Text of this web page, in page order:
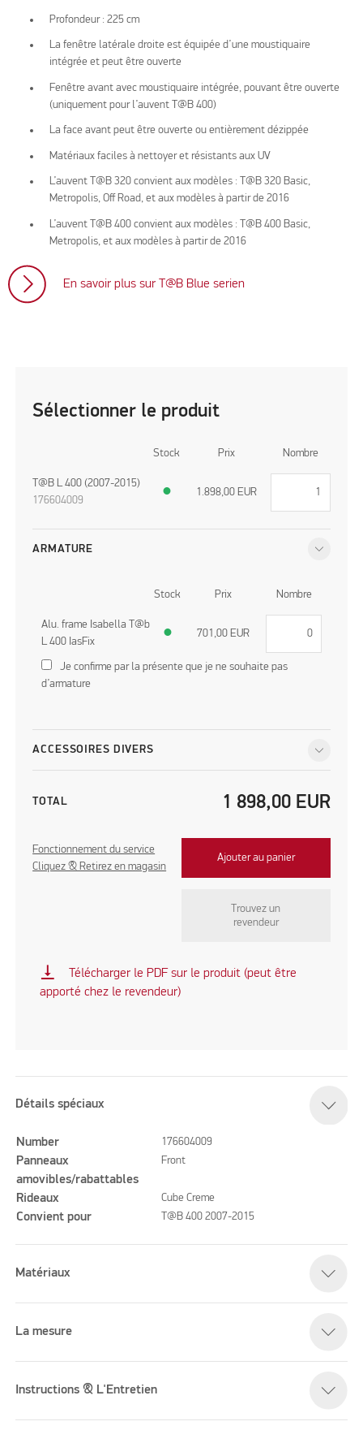
Profondeur : 225 cm
La fenêtre latérale droite est équipée d’une moustiquaire
intégrée et peut être ouverte
Fenêtre avant avec moustiquaire intégrée, pouvant être ouverte
(uniquement pour l’auvent T@B 400)
La face avant peut être ouverte ou entièrement dézippée
Matériaux faciles à nettoyer et résistants aux UV
L’auvent T@B 320 convient aux modèles : T@B 320 Basic,
Metropolis, Off Road, et aux modèles à partir de 2016
L’auvent T@B 400 convient aux modèles : T@B 400 Basic,
Metropolis, et aux modèles à partir de 2016
En savoir plus sur T@B Blue serien
Sélectionner le produit
Stock Prix Nombre
T@B L 400 (2007-2015)
176604009
● 1.898,00 EUR
ARMATURE
Stock Prix Nombre
Alu. frame Isabella T@b
L 400 IasFix
● 701,00 EUR
Je confirme par la présente que je ne souhaite pas
d’armature
ACCESSOIRES DIVERS
TOTAL 1 898,00 EUR
Fonctionnement du service
Cliquez & Retirez en magasin
Ajouter au panier
Trouvez un
revendeur
vertical_align_bottom
Télécharger le PDF sur le produit (peut être
apporté chez le revendeur)
Détails spéciaux
Number 176604009
Panneaux
amovibles/rabattables
Front
Rideaux Cube Creme
Convient pour T@B 400 2007-2015
Matériaux
La mesure
Instructions & L'Entretien